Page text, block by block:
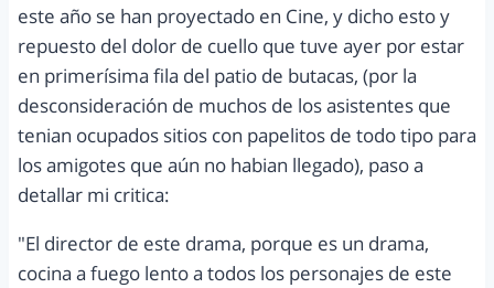
este año se han proyectado en Cine, y dicho esto y
repuesto del dolor de cuello que tuve ayer por estar
en primerísima fila del patio de butacas, (por la
desconsideración de muchos de los asistentes que
tenian ocupados sitios con papelitos de todo tipo para
los amigotes que aún no habian llegado), paso a
detallar mi critica:
"El director de este drama, porque es un drama,
cocina a fuego lento a todos los personajes de este